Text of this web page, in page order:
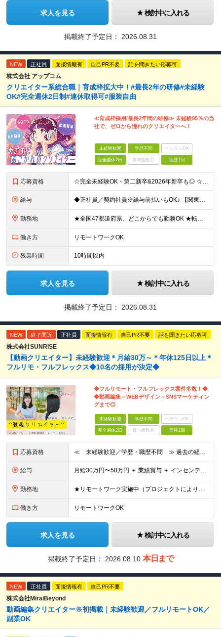
求人を見る 検討中に入れる
掲載終了予定日： 2026.08.31
NEW 正社員 面接情報有 自己PR不要 話を聞きたい応募可
株式会社 アップコム
クリエイター系総合職｜育成枠拡大中！#最長2年の研修#未経験
OK#完全週休2日制#連休取得可#服装自由
≪育成枠採用/最長2年間の研修≫ 未経験95％の当
社で、ゼロから憧れのクリエイターへ！
未経験歓迎 学歴不問 ベテランOK
完全週休2日 賞与複数月 面接1回
応募資格 ☆完全未経験OK・第二新卒&2026年新卒も◎ ☆社員の7割が20代 ☆経歴・ブランク不問 ※学歴不問 …━━━━━━━━━━ 未経験スタート前提のポテンシャル採用です。 毎月全国で複数人を採用して
給与 ◆正社員／契約社員※給与前払いもOK♪ 【関東（一都三県）】 月給25万円～ ※固定残業代（月20時間分／月3万2383円）を含む。超過分は別途支給。 ※試用期間中の給与は月給22万円～ 【関東（北
勤務地 ★全国47都道府県、どこからでも勤務OK ★転勤なし！腰を据えて活躍◎ ★マイカー通勤OK（拠点による） ★業務に慣れたら、ゆくゆくはリモート併用やフルリモートも可能 全国のお客様先にて勤務していた
働き方 リモートワークOK
残業時間 10時間以内
求人を見る 検討中に入れる
掲載終了予定日： 2026.08.31
NEW 終了間近 正社員 面接情報有 自己PR不要 話を聞きたい応募可
株式会社SUNRISE
【動画クリエイター】未経験歓迎＊月給30万～＊年休125日以上＊
フルリモ・フルフレックス◆10名の採用が決定◆
◆フルリモート・フルフレックス案件多数！◆
◆動画編集～WEBデザイン～SNSマーケティン
グまで◎
未経験歓迎 学歴不問 ベテランOK
完全週休2日 賞与複数月 面接1回
応募資格 ≪ 未経験歓迎／学歴・職歴不問 ≫ 過去の経歴は一切不問。 「いままで」よりも「これから」を 重視した採用を行っています！ ▼▼こんな想いがある方大歓迎▼▼ ・WEBデザインに興味がある！ ・自由な
給与 ⽉給30万円〜50万円 ＋ 業績賞与 ＋ インセンティブ賞与 経験者：35万円～ ※IT新人時25万円〜 ※経験・スキルを考慮の上、決定します。 ※経験者は別途優遇！ ★試⽤期間：3ヶ⽉ ★学
勤務地 ★リモートワーク実施中（プロジェクトによりフルリモートもあり） ★配属先は希望を最⼤限考慮
働き方 リモートワークOK
求人を見る 検討中に入れる
掲載終了予定日： 2026.08.10 本日まで
NEW 正社員 面接情報有 自己PR不要
株式会社MiraiBeyond
動画編集クリエイター※初掲載｜未経験歓迎／フルリモートOK／
副業OK